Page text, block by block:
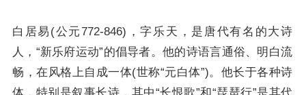
白居易(公元772-846)，字乐天，是唐代有名的大诗
人，“新乐府运动”的倡导者。他的诗语言通俗、明白流
畅，在风格上自成一体(世称“元白体”)。他长于各种诗